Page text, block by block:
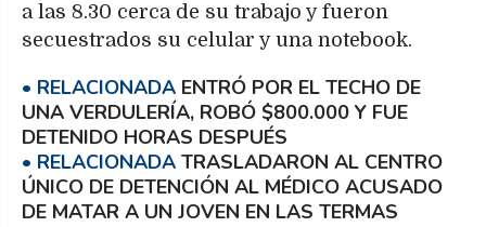
a las 8.30 cerca de su trabajo y fueron
secuestrados su celular y una notebook.
ENTRÓ POR EL TECHO DE
UNA VERDULERÍA, ROBÓ $800.000 Y FUE
DETENIDO HORAS DESPUÉS
TRASLADARON AL CENTRO
ÚNICO DE DETENCIÓN AL MÉDICO ACUSADO
DE MATAR A UN JOVEN EN LAS TERMAS